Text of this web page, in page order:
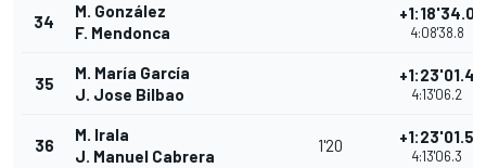
34
M. González
F. Mendonca
+1:18'34.0
4:08'38.8
35
M. María García
J. Jose Bilbao
+1:23'01.4
4:13'06.2
36
M. Irala
J. Manuel Cabrera
1'20 +1:23'01.5
4:13'06.3